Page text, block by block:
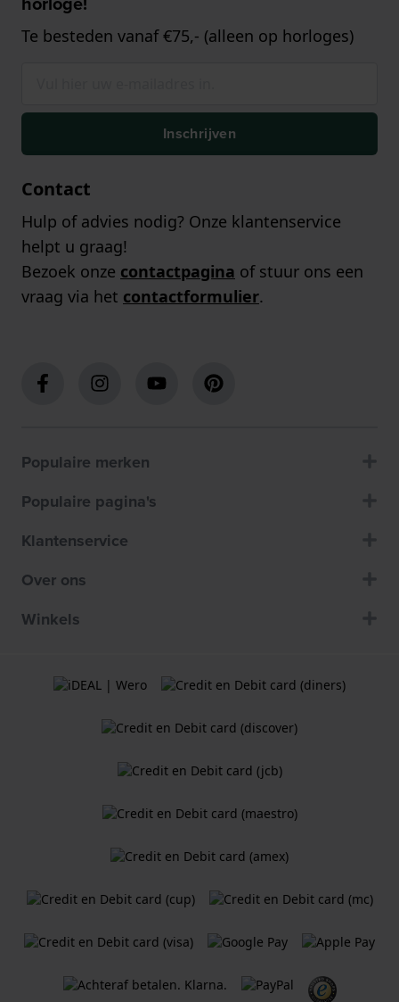
Te besteden vanaf €75,- (alleen op horloges)
Inschrijven
Contact
Hulp of advies nodig? Onze klantenservice
helpt u graag!
Bezoek onze contactpagina of stuur ons een
vraag via het contactformulier.
Populaire merken
Populaire pagina's
Klantenservice
Over ons
Winkels